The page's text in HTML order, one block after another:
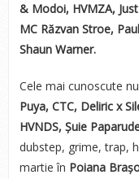
& Modoi, HVMZA,
MC Răzvan Stroe,
Shaun Warner.
Cele mai cunoscute
Puya, CTC, Deliric x
HVNDS, Șuie
dubstep, grime, trap,
martie în Poiana